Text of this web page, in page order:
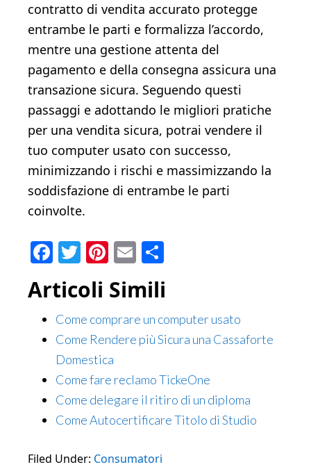
contratto di vendita accurato protegge
entrambe le parti e formalizza l’accordo,
mentre una gestione attenta del
pagamento e della consegna assicura una
transazione sicura. Seguendo questi
passaggi e adottando le migliori pratiche
per una vendita sicura, potrai vendere il
tuo computer usato con successo,
minimizzando i rischi e massimizzando la
soddisfazione di entrambe le parti
coinvolte.
Facebook
Twitter
Pinterest
Email
Articoli Simili
Come comprare un computer usato
Come Rendere più Sicura una Cassaforte
Domestica​
Come fare reclamo TickeOne
Come delegare il ritiro di un diploma
Come Autocertificare Titolo di Studio
Filed Under: Consumatori